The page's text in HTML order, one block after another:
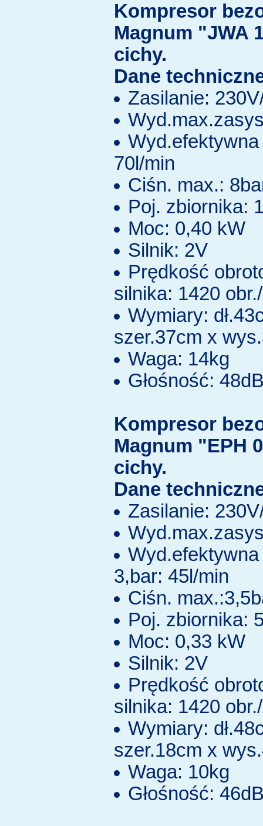
Kompresor
Magnum "JWA
cichy.
Dane
Zasilanie:
70l/min
Ciśn. max.:
Poj. zbiornika:
Moc: 0,40 kW
Silnik: 2V
Prędkość
silnika: 1420
Wymiary:
szer.37cm x
Waga: 14kg
Głośność:
Kompresor
Magnum "EPH
cichy.
Dane
Zasilanie:
3,bar: 45l/min
Ciśn.
Poj. zbiornika:
Moc: 0,33 kW
Silnik: 2V
Prędkość
silnika: 1420
Wymiary:
szer.18cm x
Waga: 10kg
Głośność: